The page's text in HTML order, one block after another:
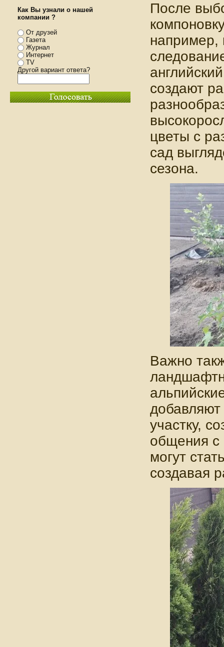
После
например,
создают
цветы с
сад
сезона.
Важно
участку,
общения
могут
создавая
Как Вы узнали о нашей
компании ?
От друзей
Газета
Журнал
Интернет
TV
Другой вариант ответа?